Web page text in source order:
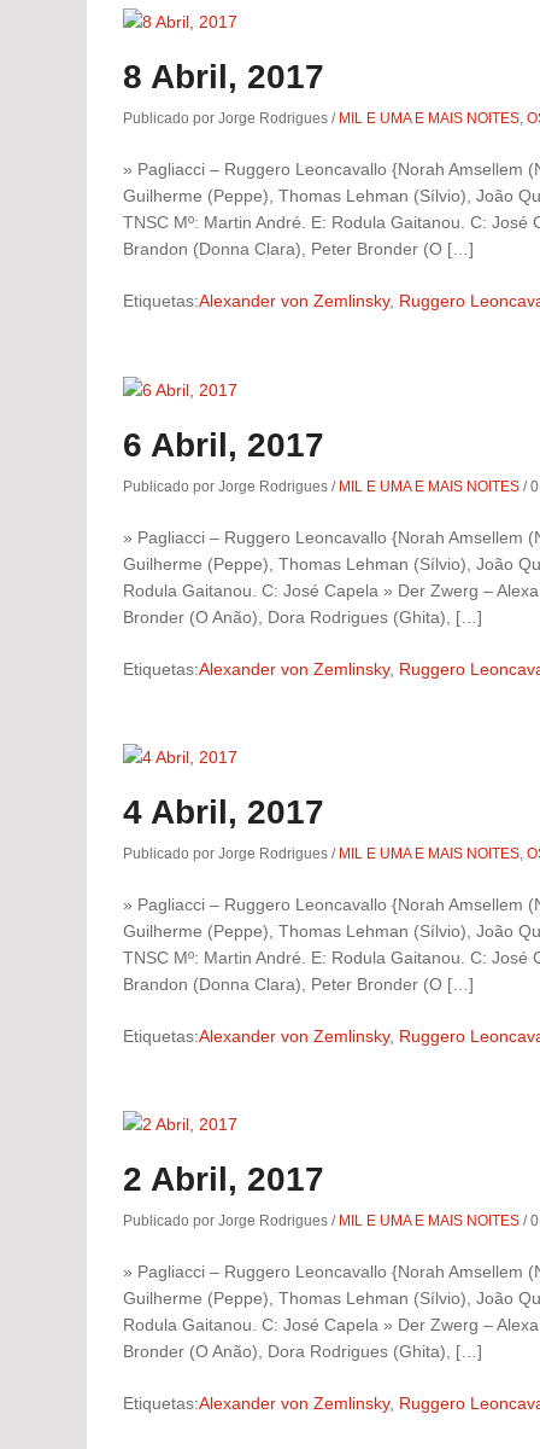
8 Abril, 2017
Publicado por Jorge Rodrigues / MIL E UMA E MAIS NOITES,
» Pagliacci – Ruggero Leoncavallo {Norah Amsellem
Guilherme (Peppe), Thomas Lehman (Sílvio), João
TNSC Mº: Martin André. E: Rodula Gaitanou. C:
Brandon (Donna Clara), Peter Bronder (O […]
Etiquetas:Alexander von Zemlinsky, Ruggero
6 Abril, 2017
Publicado por Jorge Rodrigues / MIL E UMA E MAIS NOITES /
» Pagliacci – Ruggero Leoncavallo {Norah Amsellem
Guilherme (Peppe), Thomas Lehman (Sílvio), João
Rodula Gaitanou. C: José Capela » Der Zwerg –
Bronder (O Anão), Dora Rodrigues (Ghita), […]
Etiquetas:Alexander von Zemlinsky, Ruggero
4 Abril, 2017
Publicado por Jorge Rodrigues / MIL E UMA E MAIS NOITES,
» Pagliacci – Ruggero Leoncavallo {Norah Amsellem
Guilherme (Peppe), Thomas Lehman (Sílvio), João
TNSC Mº: Martin André. E: Rodula Gaitanou. C:
Brandon (Donna Clara), Peter Bronder (O […]
Etiquetas:Alexander von Zemlinsky, Ruggero
2 Abril, 2017
Publicado por Jorge Rodrigues / MIL E UMA E MAIS NOITES /
» Pagliacci – Ruggero Leoncavallo {Norah Amsellem
Guilherme (Peppe), Thomas Lehman (Sílvio), João
Rodula Gaitanou. C: José Capela » Der Zwerg –
Bronder (O Anão), Dora Rodrigues (Ghita), […]
Etiquetas:Alexander von Zemlinsky, Ruggero